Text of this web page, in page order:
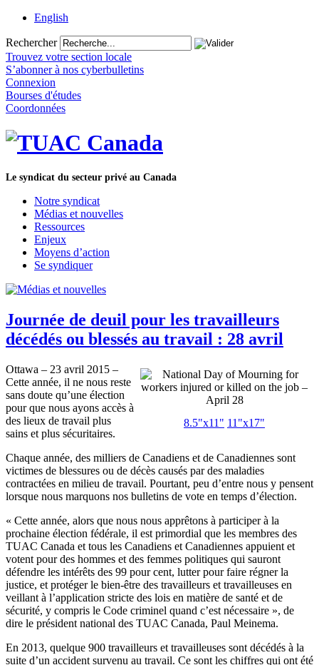
English
Rechercher
Trouvez votre section locale
S’abonner à nos cyberbulletins
Connexion
Bourses d'études
Coordonnées
Le syndicat du secteur privé au Canada
Notre syndicat
Médias et nouvelles
Ressources
Enjeux
Moyens d’action
Se syndiquer
Journée de deuil pour les travailleurs
décédés ou blessés au travail : 28 avril
8.5"x11" 11"x17"
Ottawa – 23 avril 2015 –
Cette année, il ne nous reste
sans doute qu’une élection
pour que nous ayons accès à
des lieux de travail plus
sains et plus sécuritaires.
Chaque année, des milliers de Canadiens et de Canadiennes sont
victimes de blessures ou de décès causés par des maladies
contractées en milieu de travail. Pourtant, peu d’entre nous y pensent
lorsque nous marquons nos bulletins de vote en temps d’élection.
« Cette année, alors que nous nous apprêtons à participer à la
prochaine élection fédérale, il est primordial que les membres des
TUAC Canada et tous les Canadiens et Canadiennes appuient et
votent pour des hommes et des femmes politiques qui sauront
défendre les intérêts des 99 pour cent, lutter pour faire régner la
justice, et protéger le bien-être des travailleurs et travailleuses en
veillant à l’application stricte des lois en matière de santé et de
sécurité, y compris le Code criminel quand c’est nécessaire », de
dire le président national des TUAC Canada, Paul Meinema.
En 2013, quelque 900 travailleurs et travailleuses sont décédés à la
suite d’un accident survenu au travail. Ce sont les chiffres qui ont été